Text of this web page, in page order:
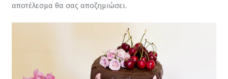
αποτέλεσμα θα σας αποζημιώσει.